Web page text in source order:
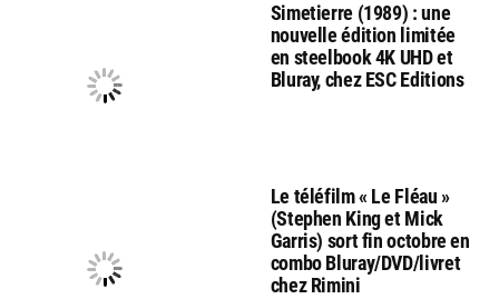
Simetierre (1989) : une
nouvelle édition limitée
en steelbook 4K UHD et
Bluray, chez ESC Editions
Le téléfilm « Le Fléau »
(Stephen King et Mick
Garris) sort fin octobre en
combo Bluray/DVD/livret
chez Rimini